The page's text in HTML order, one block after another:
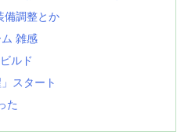
備調整とか
雑感
ルド
スタート
た